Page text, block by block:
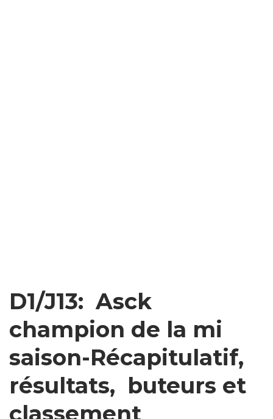
D1/J13: Asck
champion de la mi
saison-Récapitulatif,
résultats, buteurs et
classement